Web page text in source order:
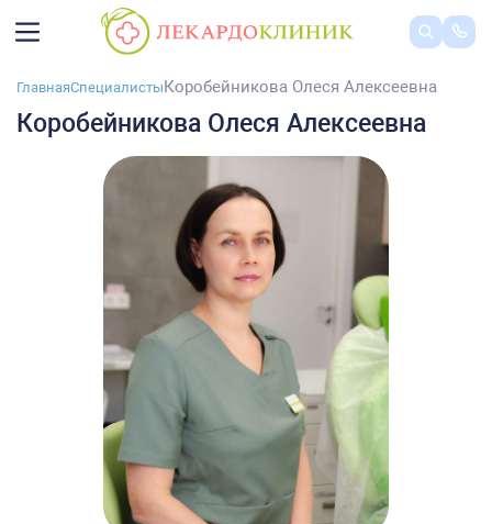
ГлавнаяСпециалистыКоробейникова Олеся Алексеевна
Коробейникова Олеся Алексеевна